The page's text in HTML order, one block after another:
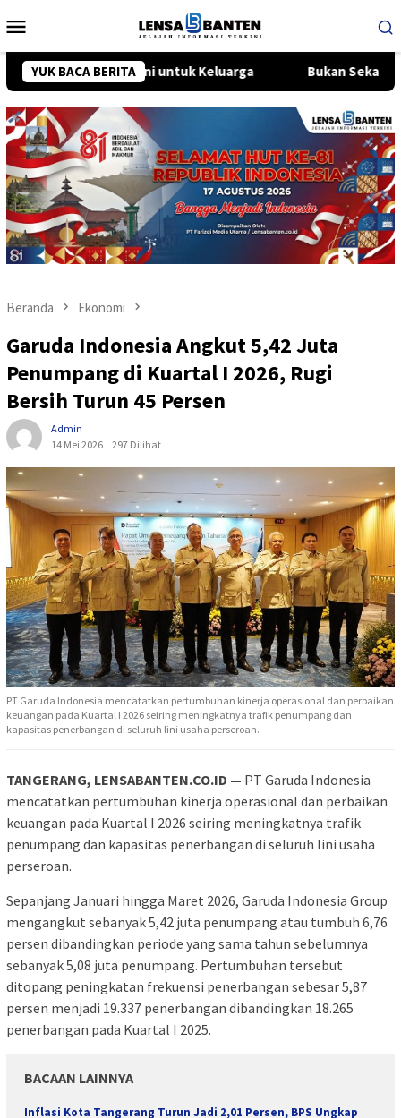
ke
Mobile
YUK BACA BERITA
Syahrini untuk Keluarga Bukan Sekadar Klakson,
Beranda Ekonomi
Garuda Indonesia Angkut 5,42 Juta
Penumpang di Kuartal I 2026, Rugi
Bersih Turun 45 Persen
Admin
14 Mei 2026
297 Dilihat
PT Garuda Indonesia mencatatkan pertumbuhan kinerja operasional dan perbaikan
keuangan pada Kuartal I 2026 seiring meningkatnya trafik penumpang dan
kapasitas penerbangan di seluruh lini usaha perseroan.
TANGERANG, LENSABANTEN.CO.ID — PT Garuda Indonesia
mencatatkan pertumbuhan kinerja operasional dan perbaikan
keuangan pada Kuartal I 2026 seiring meningkatnya trafik
penumpang dan kapasitas penerbangan di seluruh lini usaha
perseroan.
Sepanjang Januari hingga Maret 2026, Garuda Indonesia Group
mengangkut sebanyak 5,42 juta penumpang atau tumbuh 6,76
persen dibandingkan periode yang sama tahun sebelumnya
sebanyak 5,08 juta penumpang. Pertumbuhan tersebut
ditopang peningkatan frekuensi penerbangan sebesar 5,87
persen menjadi 19.337 penerbangan dibandingkan 18.265
penerbangan pada Kuartal I 2025.
BACAAN LAINNYA
Inflasi Kota Tangerang Turun Jadi 2,01 Persen, BPS Ungkap